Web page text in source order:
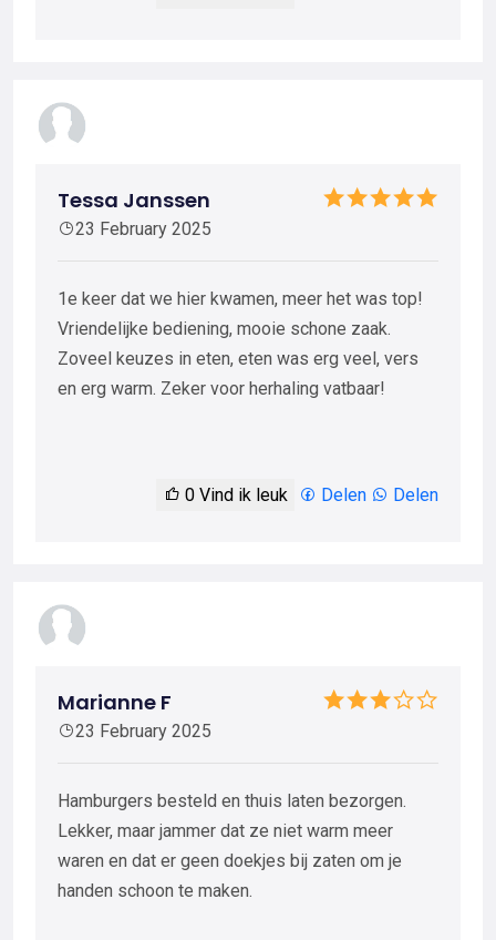
Tessa Janssen
23 February 2025
1e keer dat we hier kwamen, meer het was top!
Vriendelijke bediening, mooie schone zaak.
Zoveel keuzes in eten, eten was erg veel, vers
en erg warm. Zeker voor herhaling vatbaar!
0 Vind ik leuk Delen Delen
Marianne F
23 February 2025
Hamburgers besteld en thuis laten bezorgen.
Lekker, maar jammer dat ze niet warm meer
waren en dat er geen doekjes bij zaten om je
handen schoon te maken.